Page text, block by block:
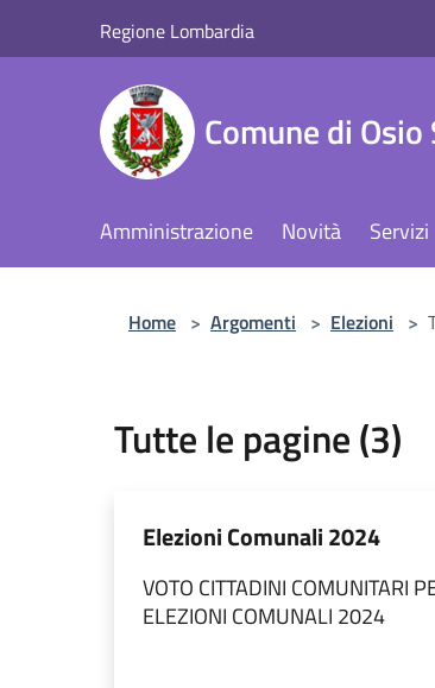
Regione Lombardia
Comune di
Amministrazione Novità Servizi
Home > Argomenti > Elezioni >
Tutte le pagine (3)
Elezioni Comunali 2024
VOTO CITTADINI COMUNITARI
ELEZIONI COMUNALI 2024